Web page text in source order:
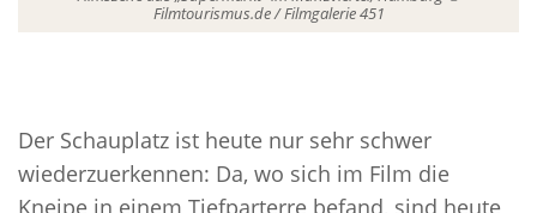
Filmtourismus.de / Filmgalerie 451
Der Schauplatz ist heute nur sehr schwer
wiederzuerkennen: Da, wo sich im Film die
Kneipe in einem Tiefparterre befand, sind heute